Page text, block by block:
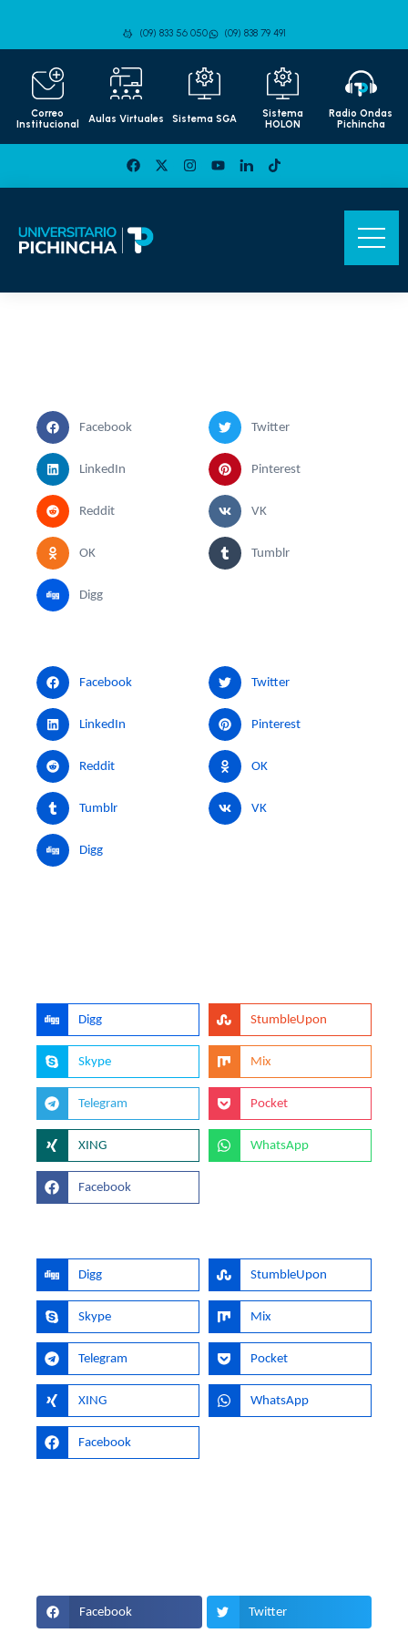
(09) 833 56 050 (09) 838 79 491
Correo
Institucional
Aulas Virtuales Sistema SGA
Sistema
HOLON
Radio Ondas
Pichincha
Facebook Twitter
LinkedIn Pinterest
Reddit VK
OK Tumblr
Digg
Facebook Twitter
LinkedIn Pinterest
Reddit OK
Tumblr VK
Digg
Digg StumbleUpon
Skype Mix
Telegram Pocket
XING WhatsApp
Facebook
Digg StumbleUpon
Skype Mix
Telegram Pocket
XING WhatsApp
Facebook
Facebook Twitter